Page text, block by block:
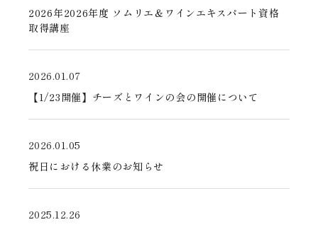
2026年2026年度 ソムリエ＆ワインエキスパート資格
取得講座
2026.01.07
【1/23開催】チーズとワインの会の開催について
2026.01.05
祝日における休業のお知らせ
2025.12.26